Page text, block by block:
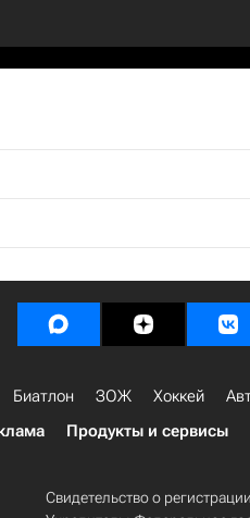
Биатлон ЗОЖ Хоккей
Продукты и сервисы
Свидетельство о